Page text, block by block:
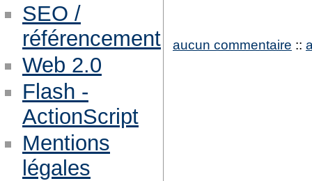
aucun commentaire ::
SEO /
référencement
Web 2.0
Flash -
ActionScript
Mentions
légales